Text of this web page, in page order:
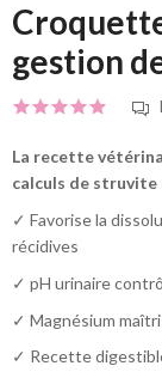
gestion
La recette
calculs de
✓ Favorise la
récidives
✓ pH urinaire
✓ Magnésium
✓ Recette